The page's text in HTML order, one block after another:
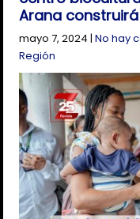
Arana
mayo 7, 2024 |No hay
Región